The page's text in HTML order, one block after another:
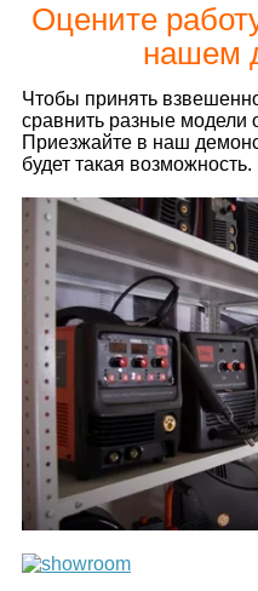
Оцените
нашем
Чтобы принять
сравнить разные модели
Приезжайте в наш
будет такая возможность.